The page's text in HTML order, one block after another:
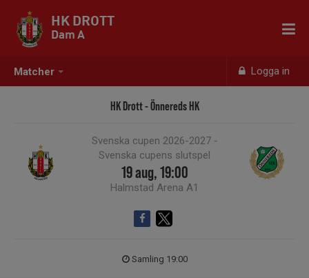
Matcher Logga in
HK DROTT
Dam A
HK Drott - Önnereds HK
Svenska cupen 2026-2027 -
Svenska cupens slutspel
19 aug, 19:00
Halmstad Arena A1
Samling 19:00